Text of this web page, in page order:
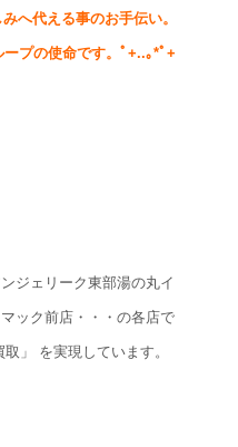
へ代える事のお手伝い。
プの使命です。ﾟ+..｡*ﾟ +
ジェリーク東部湯の丸イ
ック前店・・・の各店で
」 を実現しています。